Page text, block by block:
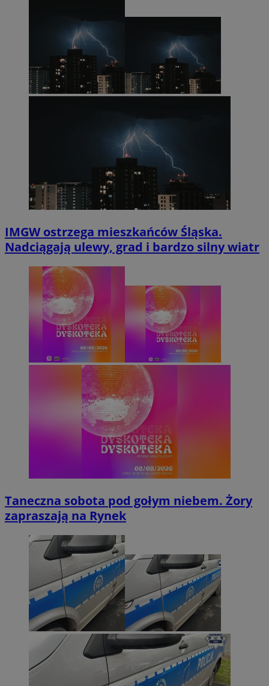
IMGW ostrzega mieszkańców Śląska.
Nadciągają ulewy, grad i bardzo silny wiatr
Taneczna sobota pod gołym niebem. Żory
zapraszają na Rynek